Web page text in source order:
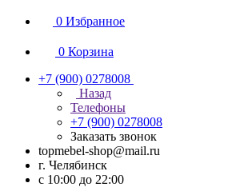
0 Избранное
0 Корзина
+7 (900) 0278008
Назад
Телефоны
+7 (900) 0278008
Заказать звонок
topmebel-shop@mail.ru
г. Челябинск
с 10:00 до 22:00